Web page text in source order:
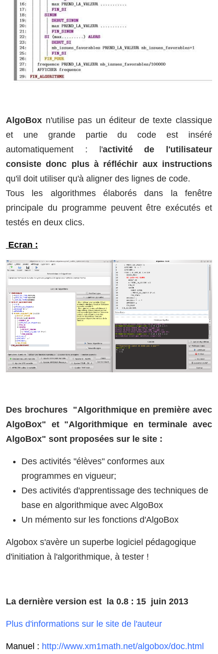
AlgoBox n'utilise pas un éditeur de texte classique
et une grande partie du code est inséré
automatiquement : l'activité de l'utilisateur
consiste donc plus à réfléchir aux instructions
qu'il doit utiliser qu'à aligner des lignes de code.
Tous les algorithmes élaborés dans la fenêtre
principale du programme peuvent être exécutés et
testés en deux clics.
Ecran :
Des brochures "Algorithmique en première avec
AlgoBox" et "Algorithmique en terminale avec
AlgoBox" sont proposées sur le site :
Des activités "élèves" conformes aux
programmes en vigueur;
Des activités d'apprentissage des techniques de
base en algorithmique avec AlgoBox
Un mémento sur les fonctions d'AlgoBox
Algobox s'avère un superbe logiciel pédagogique
d'initiation à l'algorithmique, à tester !
La dernière version est la 0.8 : 15 juin 2013
Plus d'informations sur le site de l'auteur
Manuel : http://www.xm1math.net/algobox/doc.html